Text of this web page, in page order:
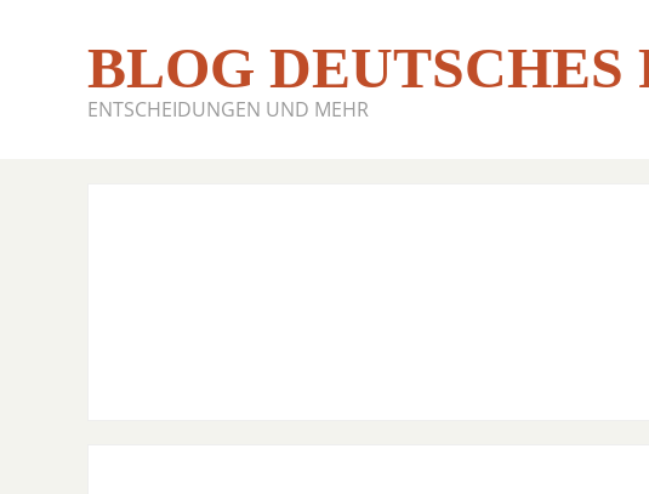
BLOG
ENTSCHEIDUNGEN UND MEHR